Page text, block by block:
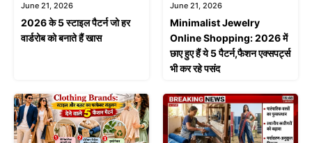
June 21, 2026
2026 के 5 स्टाइल पैटर्न जो हर
वार्डरोब को बनाते हैं खास
June 21, 2026
Minimalist Jewelry
Online Shopping: 2026 में
छाए हुए हैं ये 5 पैटर्न,फैशन एक्सपर्ट्स
भी कर रहे पसंद